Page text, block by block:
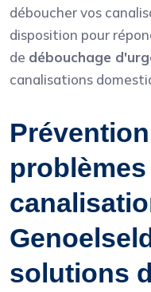
déboucher vos
disposition pour
de débouchage
canalisations
problèmes
solutions